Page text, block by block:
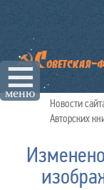
☰
меню
Новости
Авторских